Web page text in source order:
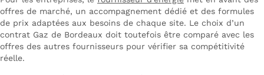
offres de marché, un accompagnement dédié et des formules
de prix adaptées aux besoins de chaque site. Le choix d’un
contrat Gaz de Bordeaux doit toutefois être comparé avec les
offres des autres fournisseurs pour vérifier sa compétitivité
réelle.